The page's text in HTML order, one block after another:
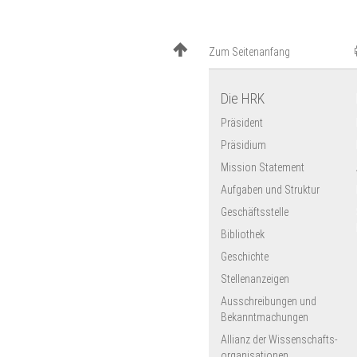
Zum Seitenanfang
Die HRK
Präsident
Präsidium
Mission Statement
Aufgaben und Struktur
Geschäftsstelle
Bibliothek
Geschichte
Stellenanzeigen
Ausschreibungen und
Bekanntmachungen
Allianz der Wissenschafts­